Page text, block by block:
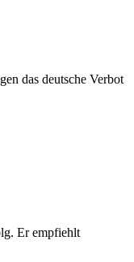
das deutsche Verbot
Er empfiehlt